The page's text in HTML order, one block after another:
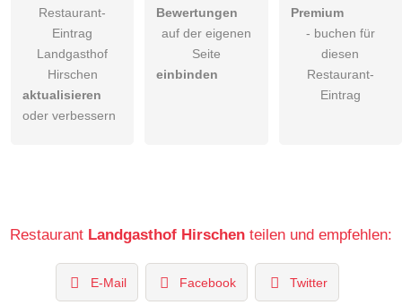
Restaurant-
Eintrag
Landgasthof
Hirschen
aktualisieren
oder verbessern
Bewertungen
auf der eigenen
Seite
einbinden
Premium
- buchen für
diesen
Restaurant-
Eintrag
Restaurant Landgasthof Hirschen teilen und empfehlen:
E-Mail Facebook Twitter